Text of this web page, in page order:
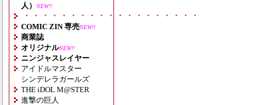
人）
NEW!!
・・・・・・・・・・・・・・・・・・・
COMIC ZIN 専売NEW!!
商業誌
オリジナルNEW!!
ニンジャスレイヤー
アイドルマスター
シンデレラガールズ
THE iDOL M@STER
進撃の巨人